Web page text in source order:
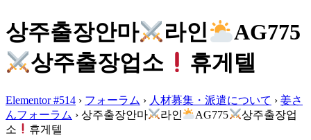
상주출장안마
라인
AG775
상주출장업소
휴게텔
Elementor #514 › フォーラム › 人材募集・派遣について › 姜さ
んフォーラム › 상주출장안마 라인 AG775
상주출장업
소
휴게텔